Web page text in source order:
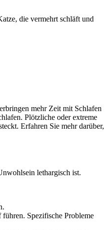
die vermehrt schläft und
mehr Zeit mit Schlafen
Plötzliche oder extreme
Erfahren Sie mehr darüber,
lethargisch ist.
Spezifische Probleme